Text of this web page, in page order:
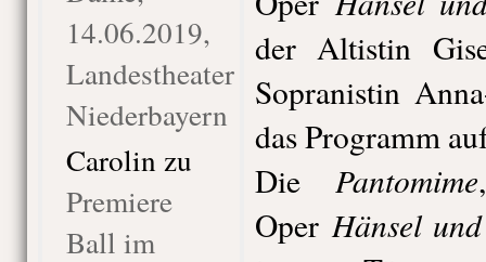
14.06.2019,
Landestheater
Niederbayern
Carolin zu
Premiere
Ball im
der Altistin
Sopranistin
das Programm
Die Pantomime
OperHänsel